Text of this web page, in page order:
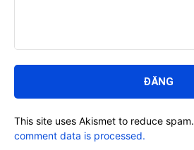
luận:
This site uses Akismet to reduce spam.
comment data is processed.